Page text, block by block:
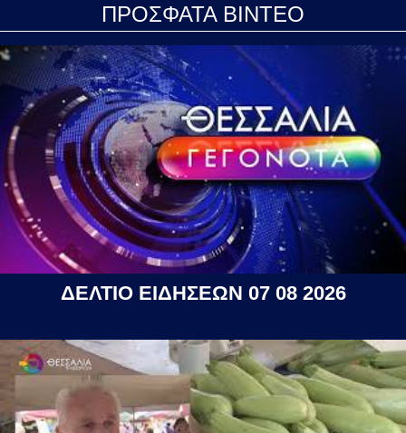
ΠΡΟΣΦΑΤΑ ΒΙΝΤΕΟ
ΔΕΛΤΙΟ ΕΙΔΗΣΕΩΝ 07 08 2026